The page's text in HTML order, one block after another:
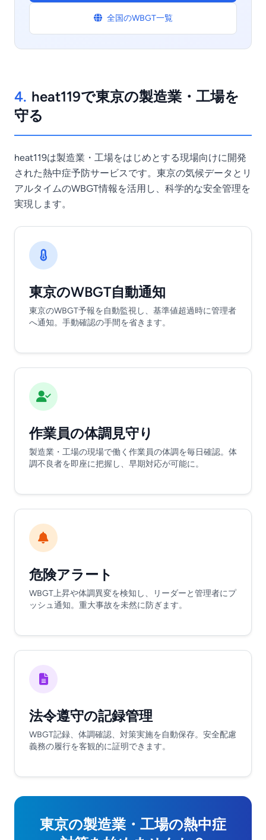
全国のWBGT一覧
4. heat119で東京の製造業・工場を
守る
heat119は製造業・工場をはじめとする現場向けに開発
された熱中症予防サービスです。東京の気候データとリ
アルタイムのWBGT情報を活用し、科学的な安全管理を
実現します。
東京のWBGT自動通知
東京のWBGT予報を自動監視し、基準値超過時に管理者
へ通知。手動確認の手間を省きます。
作業員の体調見守り
製造業・工場の現場で働く作業員の体調を毎日確認。体
調不良者を即座に把握し、早期対応が可能に。
危険アラート
WBGT上昇や体調異変を検知し、リーダーと管理者にプ
ッシュ通知。重大事故を未然に防ぎます。
法令遵守の記録管理
WBGT記録、体調確認、対策実施を自動保存。安全配慮
義務の履行を客観的に証明できます。
東京の製造業・工場の熱中症